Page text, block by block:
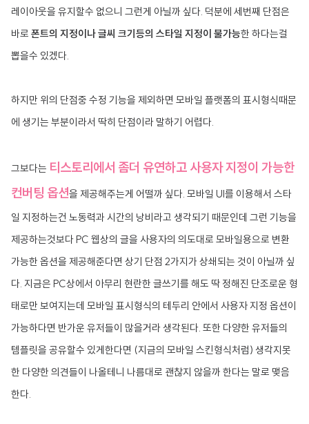
레이아웃을 유지할수 없으니 그런게 아닐까 싶다. 덕분에 세번째 단점은
바로 폰트의 지정이나 글씨 크기등의 스타일 지정이 불가능한 하다는걸
뽑을수 있겠다.
하지만 위의 단점중 수정 기능을 제외하면 모바일 플랫폼의 표시형식때문
에 생기는 부분이라서 딱히 단점이라 말하기 어렵다.
그보다는 티스토리에서 좀더 유연하고 사용자 지정이 가능한
컨버팅 옵션을 제공해주는게 어떨까 싶다. 모바일 UI를 이용해서 스타
일 지정하는건 노동력과 시간의 낭비라고 생각되기 때문인데 그런 기능을
제공하는것보다 PC 웹상의 글을 사용자의 의도대로 모바일용으로 변환
가능한 옵션을 제공해준다면 상기 단점 2가지가 상쇄되는 것이 아닐까 싶
다. 지금은 PC상에서 아무리 현란한 글쓰기를 해도 딱 정해진 단조로운 형
태로만 보여지는데 모바일 표시형식의 테두리 안에서 사용자 지정 옵션이
가능하다면 반가운 유저들이 많을거라 생각된다. 또한 다양한 유저들의
템플릿을 공유할수 있게한다면 (지금의 모바일 스킨형식처럼) 생각지못
한 다양한 의견들이 나올테니 나름대로 괜찮지 않을까 한다는 말로 맺음
한다.